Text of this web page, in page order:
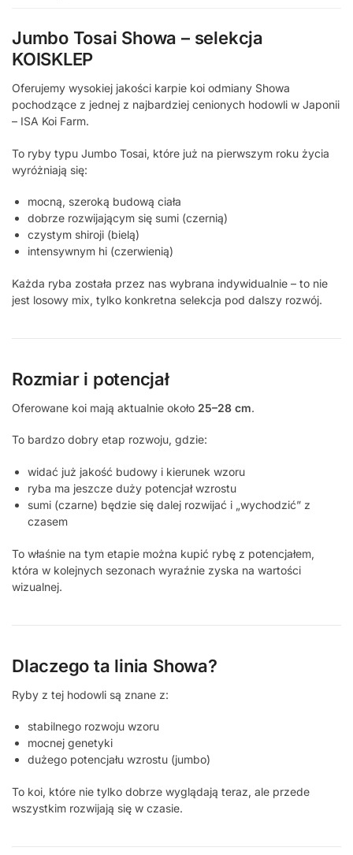
Jumbo Tosai Showa – selekcja
KOISKLEP
Oferujemy wysokiej jakości karpie koi odmiany Showa
pochodzące z jednej z najbardziej cenionych hodowli w Japonii
– ISA Koi Farm.
To ryby typu Jumbo Tosai, które już na pierwszym roku życia
wyróżniają się:
mocną, szeroką budową ciała
dobrze rozwijającym się sumi (czernią)
czystym shiroji (bielą)
intensywnym hi (czerwienią)
Każda ryba została przez nas wybrana indywidualnie – to nie
jest losowy mix, tylko konkretna selekcja pod dalszy rozwój.
Rozmiar i potencjał
Oferowane koi mają aktualnie około 25–28 cm.
To bardzo dobry etap rozwoju, gdzie:
widać już jakość budowy i kierunek wzoru
ryba ma jeszcze duży potencjał wzrostu
sumi (czarne) będzie się dalej rozwijać i „wychodzić” z
czasem
To właśnie na tym etapie można kupić rybę z potencjałem,
która w kolejnych sezonach wyraźnie zyska na wartości
wizualnej.
Dlaczego ta linia Showa?
Ryby z tej hodowli są znane z:
stabilnego rozwoju wzoru
mocnej genetyki
dużego potencjału wzrostu (jumbo)
To koi, które nie tylko dobrze wyglądają teraz, ale przede
wszystkim rozwijają się w czasie.